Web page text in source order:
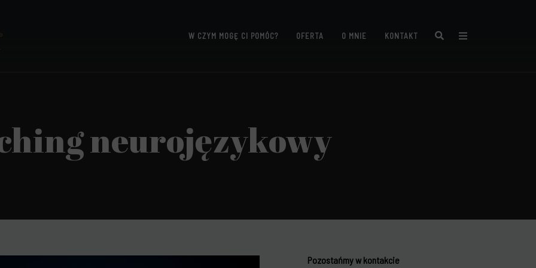
W CZYM MOGĘ CI POMÓC? OFERTA O MNIE KONTAKT Search
neurojęzykowy
Pozostańmy w kontakcie